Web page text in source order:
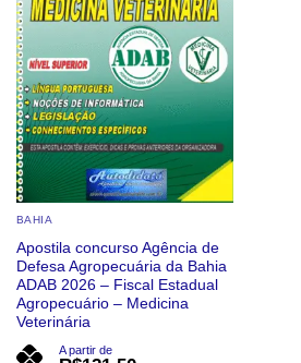
BAHIA
Apostila concurso Agência de
Defesa Agropecuária da Bahia
ADAB 2026 – Fiscal Estadual
Agropecuário – Medicina
Veterinária
A partir de